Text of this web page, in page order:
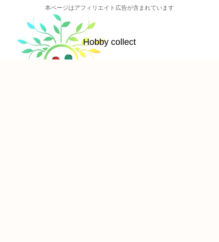
本ページはアフィリエイト広告が含まれています
Hobby collect